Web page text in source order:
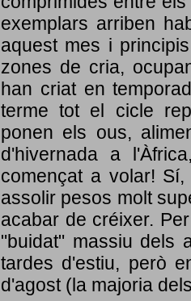
exemplars arriben
aquest mes i
zones de cria,
han criat en
terme tot el cicle
ponen els ous,
d'hivernada a
començat a volar!
assolir pesos molt
acabar de créixer.
"buidat" massiu dels
tardes d'estiu, però
d'agost (la majoria